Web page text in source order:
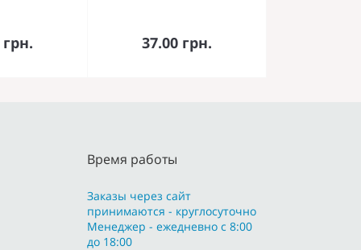
37.00 грн.
В корзину
Время работы
Заказы через сайт
принимаются - круглосуточно
Менеджер - ежедневно с 8:00
до 18:00